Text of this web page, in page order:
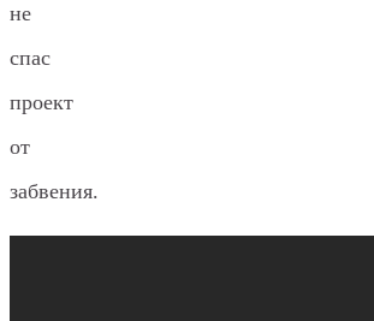
не
спас
проект
от
забвения.